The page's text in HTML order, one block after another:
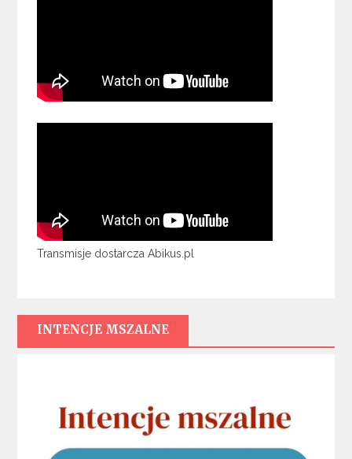
Transmisje dostarcza Abikus.pl
INTENCJE MSZALNE